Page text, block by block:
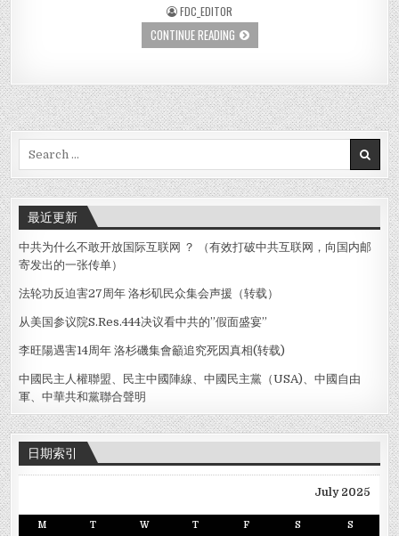
AUTHOR:
FDC_EDITOR
CONTINUE READING华
人
前
纽
约
集
会：
吁
中
共
对
美
透
(转
载)
最近更新
中共为什么不敢开放国际互联网 ？ （有效打破中共互联网，向国内邮
寄发出的一张传单）
法轮功反迫害27周年 洛杉矶民众集会声援（转载）
从美国参议院S.Res.444决议看中共的”假面盛宴”
李旺陽遇害14周年 洛杉磯集會籲追究死因真相(转载)
中國民主人權聯盟、民主中國陣線、中國民主黨（USA)、中國自由
軍、中華共和黨聯合聲明
日期索引
July 2025
M T W T F S S